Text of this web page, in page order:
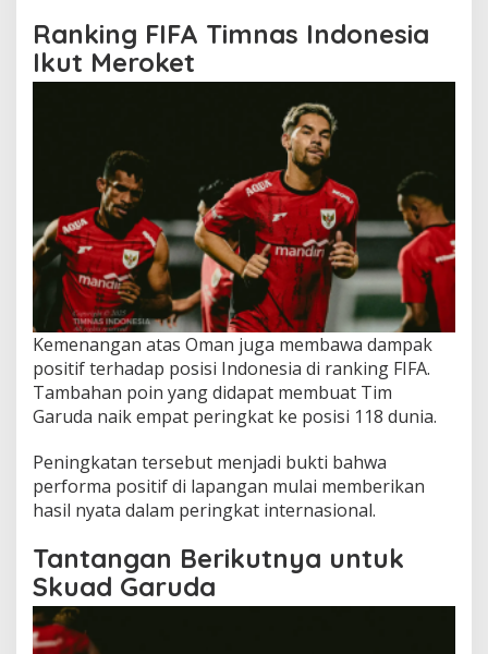
Ranking FIFA Timnas Indonesia
Ikut Meroket
Kemenangan atas Oman juga membawa dampak
positif terhadap posisi Indonesia di ranking FIFA.
Tambahan poin yang didapat membuat Tim
Garuda naik empat peringkat ke posisi 118 dunia.
Peningkatan tersebut menjadi bukti bahwa
performa positif di lapangan mulai memberikan
hasil nyata dalam peringkat internasional.
Tantangan Berikutnya untuk
Skuad Garuda